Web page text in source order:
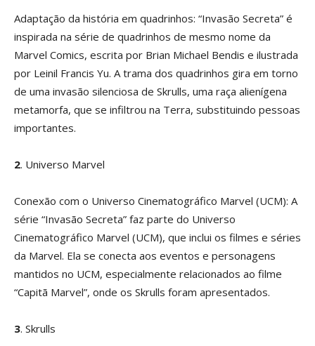
Adaptação da história em quadrinhos: “Invasão Secreta” é
inspirada na série de quadrinhos de mesmo nome da
Marvel Comics, escrita por Brian Michael Bendis e ilustrada
por Leinil Francis Yu. A trama dos quadrinhos gira em torno
de uma invasão silenciosa de Skrulls, uma raça alienígena
metamorfa, que se infiltrou na Terra, substituindo pessoas
importantes.
2. Universo Marvel
Conexão com o Universo Cinematográfico Marvel (UCM): A
série “Invasão Secreta” faz parte do Universo
Cinematográfico Marvel (UCM), que inclui os filmes e séries
da Marvel. Ela se conecta aos eventos e personagens
mantidos no UCM, especialmente relacionados ao filme
“Capitã Marvel”, onde os Skrulls foram apresentados.
3. Skrulls